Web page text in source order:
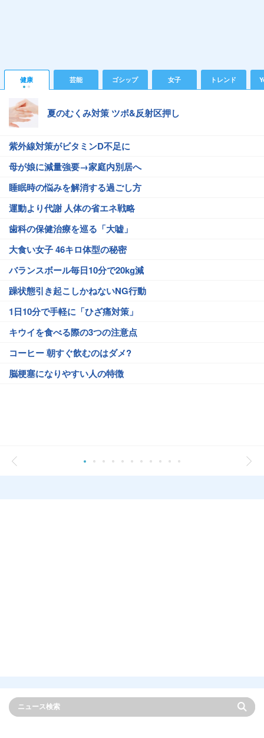
健康 芸能 ゴシップ 女子 トレンド
夏のむくみ対策 ツボ&反射区押し
紫外線対策がビタミンD不足に
母が娘に減量強要→家庭内別居へ
睡眠時の悩みを解消する過ごし方
運動より代謝 人体の省エネ戦略
歯科の保健治療を巡る「大嘘」
大食い女子 46キロ体型の秘密
バランスボール毎日10分で20kg減
躁状態引き起こしかねないNG行動
1日10分で手軽に「ひざ痛対策」
キウイを食べる際の3つの注意点
コーヒー 朝すぐ飲むのはダメ?
脳梗塞になりやすい人の特徴